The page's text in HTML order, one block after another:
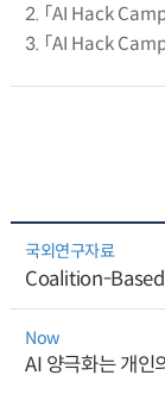
2. 「AI Hack
3. 「AI Hack
국외연구자료
Coalition-
Now
AI 양극화는 개인